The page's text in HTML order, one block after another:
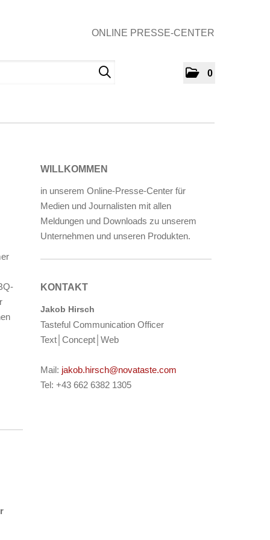
ONLINE PRESSE-CENTER
0
WILLKOMMEN
in unserem Online-Presse-Center für
Medien und Journalisten mit allen
Meldungen und Downloads zu unserem
Unternehmen und unseren Produkten.
KONTAKT
Jakob Hirsch
Tasteful Communication Officer
Text│Concept│Web
Mail: jakob.hirsch@novataste.com
Tel: +43 662 6382 1305